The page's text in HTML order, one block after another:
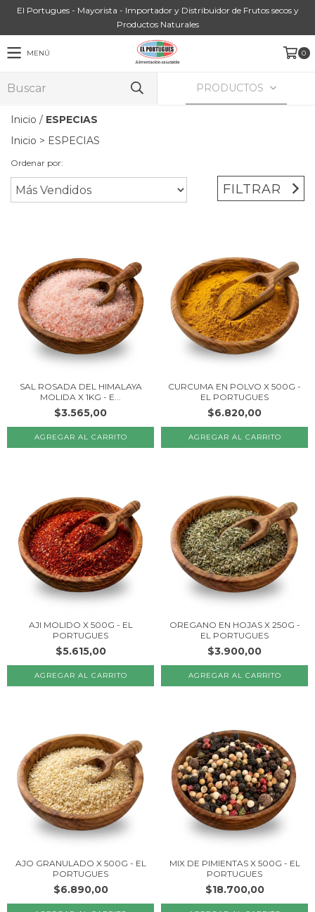
El Portugues - Mayorista - Importador y Distribuidor de Frutos secos y
Productos Naturales
MENÚ 0
PRODUCTOS
Inicio / ESPECIAS
Inicio > ESPECIAS
Ordenar por:
FILTRAR
SAL ROSADA DEL HIMALAYA
MOLIDA X 1KG - E...
$3.565,00
CURCUMA EN POLVO X 500G -
EL PORTUGUES
$6.820,00
AJI MOLIDO X 500G - EL
PORTUGUES
$5.615,00
OREGANO EN HOJAS X 250G -
EL PORTUGUES
$3.900,00
AJO GRANULADO X 500G - EL
PORTUGUES
$6.890,00
MIX DE PIMIENTAS X 500G - EL
PORTUGUES
$18.700,00